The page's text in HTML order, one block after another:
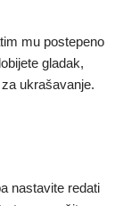
mu postepeno
gladak,
ukrašavanje.
nastavite redati